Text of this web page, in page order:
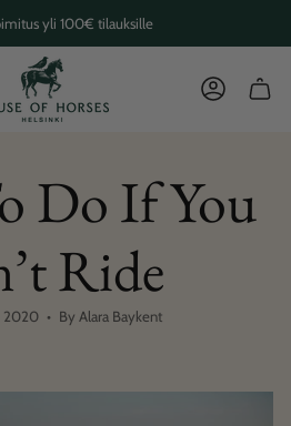
yli 100€ tilauksille
Do If You
Ride
2020 By Alara Baykent